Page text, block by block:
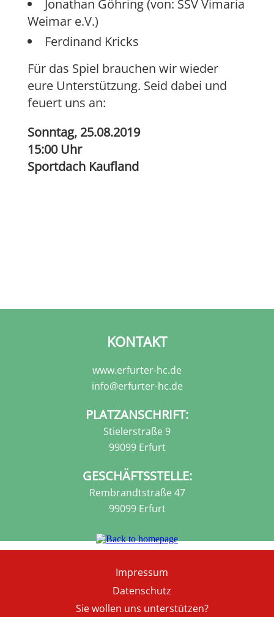
Jonathan Göhring (von: SSV Vimaria
Weimar e.V.)
Ferdinand Kricks
Für das Spiel brauchen wir wieder
eure Unterstützung. Seid dabei und
feuert uns an:
Sonntag, 25.08.2019
15:00 Uhr
Sportdach Kaufland
PLATZANSCHRIFT:
Stielerstraße 9
99099 Erfurt
KONTAKT
www.erfurter-hc.de
info@erfurter-hc.de
GESCHÄFTSSTELLE:
Rembrandtstraße 47
99099 Erfurt
Impressum
Datenschutz
Sie wollen uns unterstützen?